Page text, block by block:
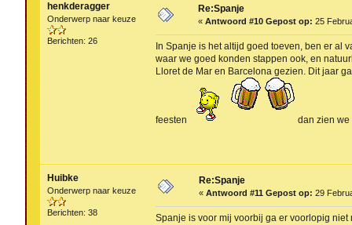
henkderagger
Onderwerp naar keuze
Berichten: 26
Re:Spanje
« Antwoord #10 Gepost op: 25
In Spanje is het altijd goed toeven, ben er al
waar we goed konden stappen ook, en
Lloret de Mar en Barcelona gezien. Dit jaar
feesten dan zien we
Huibke
Onderwerp naar keuze
Berichten: 38
Re:Spanje
« Antwoord #11 Gepost op: 29
Spanje is voor mij voorbij ga er voorlopig niet